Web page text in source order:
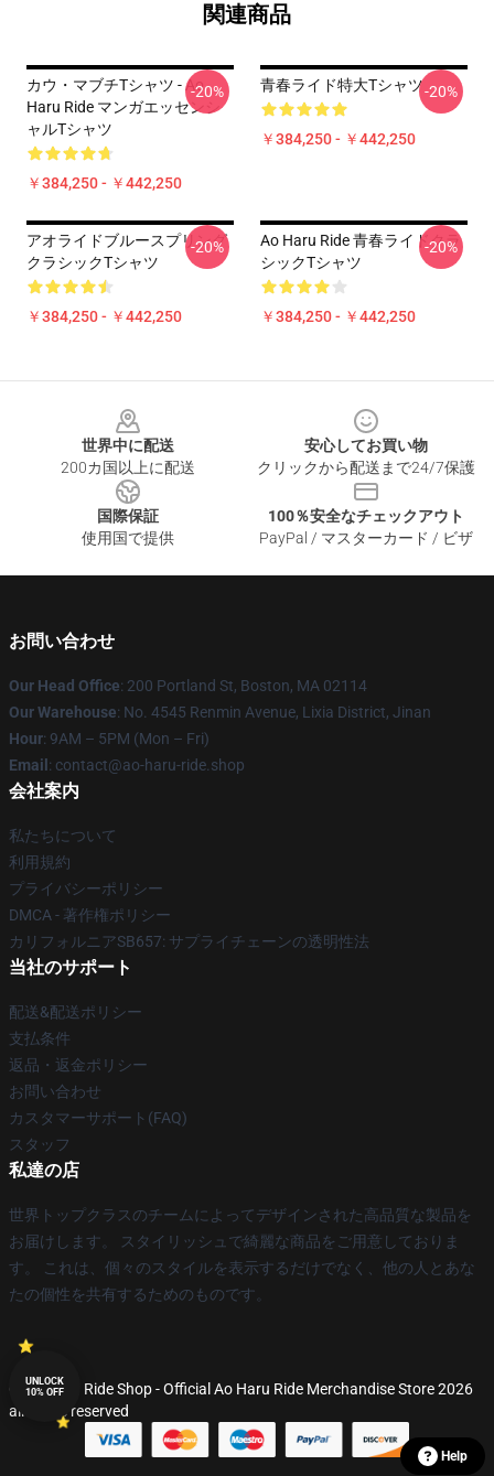
関連商品
カウ・マブチTシャツ - Ao
Haru Ride マンガエッセンシ
ャルTシャツ
￥384,250 - ￥442,250
-20% 青春ライド特大Tシャツ
￥384,250 - ￥442,250
-20%
アオライドブルースプリング
クラシックTシャツ
￥384,250 - ￥442,250
-20%
Ao Haru Ride 青春ライドクラ
シックTシャツ
￥384,250 - ￥442,250
-20%
世界中に配送
200カ国以上に配送
安心してお買い物
クリックから配送まで24/7保護
国際保証
使用国で提供
100％安全なチェックアウト
PayPal / マスターカード / ビザ
お問い合わせ
Our Head Office: 200 Portland St, Boston, MA 02114
Our Warehouse: No. 4545 Renmin Avenue, Lixia District, Jinan
Hour: 9AM – 5PM (Mon – Fri)
Email : contact@ao-haru-ride.shop
会社案内
私たちについて
利用規約
プライバシーポリシー
DMCA - 著作権ポリシー
カリフォルニアSB657: サプライチェーンの透明性法
当社のサポート
配送&配送ポリシー
支払条件
返品・返金ポリシー
お問い合わせ
カスタマーサポート(FAQ)
スタッフ
私達の店
世界トップクラスのチームによってデザインされた高品質な製品を
お届けします。 スタイリッシュで綺麗な商品をご用意しておりま
す。 これは、個々のスタイルを表示するだけでなく、他の人とあな
たの個性を共有するためのものです。
© Ao Haru Ride Shop - Official Ao Haru Ride Merchandise Store 2026
all rights reserved
UNLOCK
10% OFF
Help